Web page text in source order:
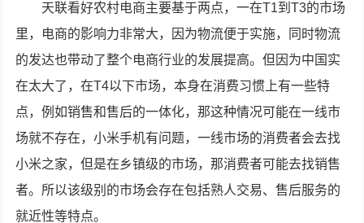
天联看好农村电商主要基于两点，一在T1到T3的市场
里，电商的影响力非常大，因为物流便于实施，同时物流
的发达也带动了整个电商行业的发展提高。但因为中国实
在太大了，在T4以下市场，本身在消费习惯上有一些特
点，例如销售和售后的一体化，那这种情况可能在一线市
场就不存在，小米手机有问题，一线市场的消费者会去找
小米之家，但是在乡镇级的市场，那消费者可能去找销售
者。所以该级别的市场会存在包括熟人交易、售后服务的
就近性等特点。